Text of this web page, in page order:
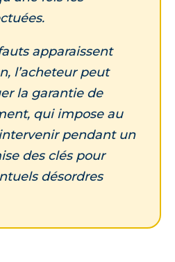
apparaissent
l’acheteur peut
la garantie de
qui impose au
pendant un
des clés pour
désordres